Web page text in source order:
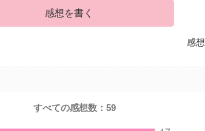
感想を書く
感
すべての感想数：59